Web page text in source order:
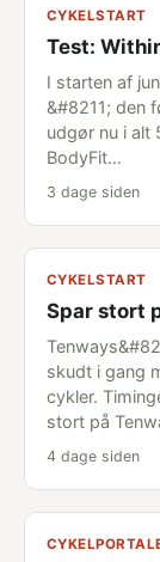
CYKELSTART
Test:
I starten af
&#8211; den
udgør nu i alt
BodyFit…
3 dage siden
CYKELSTART
Spar stort
skudt i gang
cykler.
stort på
4 dage siden